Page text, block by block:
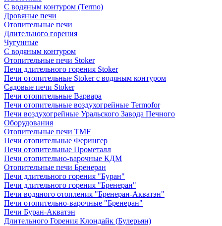
С водяным контуром (Termo)
Дровяные печи
Отопительные печи
Длительного горения
Чугунные
C водяным контуром
Отопительные печи Stoker
Печи длительного горения Stoker
Печи отопительные Stoker с водяным контуром
Садовые печи Stoker
Печи отопительные Варвара
Печи отопительные воздухогрейные Termofor
Печи воздухогрейные Уральского Завода Печного
Оборудования
Отопительные печи TMF
Печи отопительные Ферингер
Печи отопительные Прометалл
Печи отопительно-варочные КДМ
Отопительные печи Бренеран
Печи длительного горения "Буран"
Печи длительного горения "Бренеран"
Печи водяного отопления "Бренеран-Акватэн"
Печи отопительно-варочные "Бренеран"
Печи Буран-Акватэн
Длительного Горения Клондайк (Булерьян)